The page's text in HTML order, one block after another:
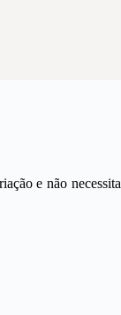
e não necessita